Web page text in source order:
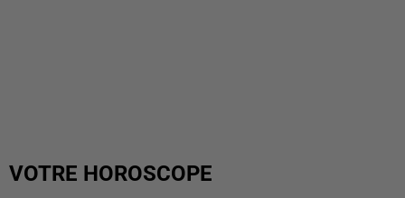
VOTRE HOROSCOPE